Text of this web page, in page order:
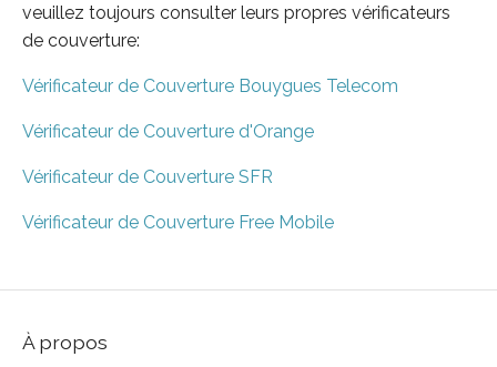
veuillez toujours consulter leurs propres vérificateurs
de couverture:
Vérificateur de Couverture Bouygues Telecom
Vérificateur de Couverture d'Orange
Vérificateur de Couverture SFR
Vérificateur de Couverture Free Mobile
À propos